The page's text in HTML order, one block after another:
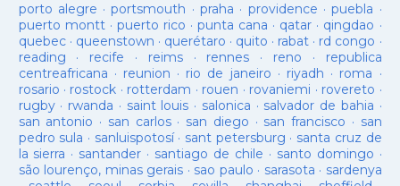
porto alegre ·portsmouth ·praha · providence ·puebla ·
puerto montt· puerto rico ·punta cana · qatar · qingdao ·
quebec· queenstown · querétaro · quito · rabat · rd congo ·
reading · recife · reims· rennes · reno · republica
centreafricana · reunion · rio de janeiro · riyadh · roma ·
rosario · rostock · rotterdam · rouen · rovaniemi · rovereto ·
rugby· rwanda · saint louis · salonica · salvador de bahia ·
san antonio · san carlos· san diego · san francisco · san
pedro sula · sanluispotosí· sant petersburg · santa cruz de
la sierra · santander · santiago de chile · santo domingo ·
são lourenço, minas gerais · sao paulo · sarasota · sardenya